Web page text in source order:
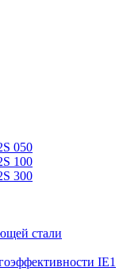
050
100
300
стали
IE1